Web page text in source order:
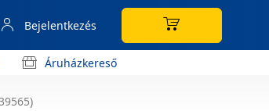
Bejelentkezés
Áruházkereső